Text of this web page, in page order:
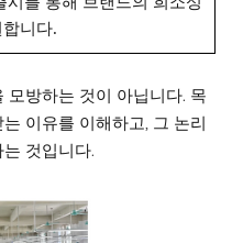
니다.
모방하는 것이 아닙니다. 목
이유를 이해하고, 그 논리
것입니다.